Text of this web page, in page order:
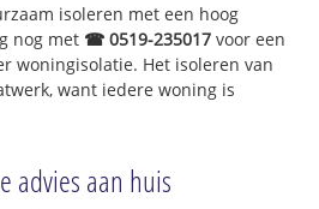
isoleren met een hoog
nog met ☎ 0519-235017 voor een
woningisolatie. Het isoleren van
want iedere woning is
advies aan huis